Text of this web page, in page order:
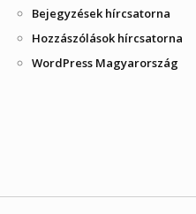
Bejegyzések hírcsatorna
Hozzászólások hírcsatorna
WordPress Magyarország